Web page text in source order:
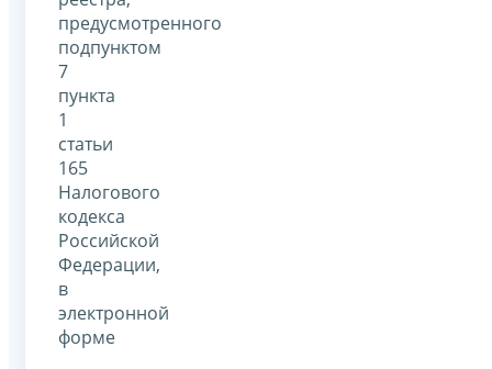
предусмотренного
подпунктом
7
пункта
1
статьи
165
Налогового
кодекса
Российской
Федерации,
в
электронной
форме